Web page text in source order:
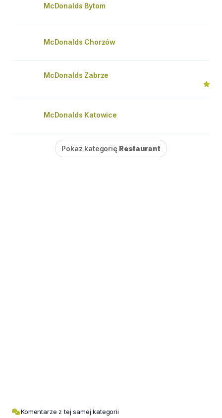
McDonalds Bytom
McDonalds Chorzów
McDonalds Zabrze
McDonalds Katowice
Pokaż kategorię Restaurant
Komentarze z tej samej kategorii